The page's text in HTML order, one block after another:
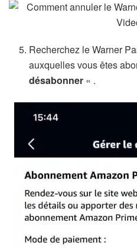
Recherchez le Warner
auxquelles vous êtes
désabonner « .